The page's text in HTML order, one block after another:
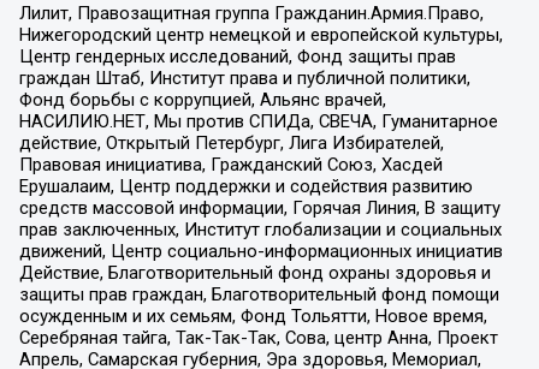
Лилит, Правозащитная группа Гражданин.Армия.Право,
Нижегородский центр немецкой и европейской культуры,
Центр гендерных исследований, Фонд защиты прав
граждан Штаб, Институт права и публичной политики,
Фонд борьбы с коррупцией, Альянс врачей,
НАСИЛИЮ.НЕТ, Мы против СПИДа, СВЕЧА, Гуманитарное
действие, Открытый Петербург, Лига Избирателей,
Правовая инициатива, Гражданский Союз, Хасдей
Ерушалаим, Центр поддержки и содействия развитию
средств массовой информации, Горячая Линия, В защиту
прав заключенных, Институт глобализации и социальных
движений, Центр социально-информационных инициатив
Действие, Благотворительный фонд охраны здоровья и
защиты прав граждан, Благотворительный фонд помощи
осужденным и их семьям, Фонд Тольятти, Новое время,
Серебряная тайга, Так-Так-Так, Сова, центр Анна, Проект
Апрель, Самарская губерния, Эра здоровья, Мемориал,